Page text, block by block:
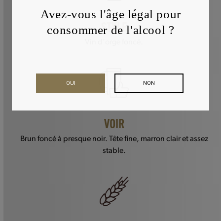
STYLE
VOIR
Brun foncé à presque noir. Tête fine, marron clair et assez
stable.
Avez-vous l'âge légal pour
consommer de l'alcool ?
NON
OUI